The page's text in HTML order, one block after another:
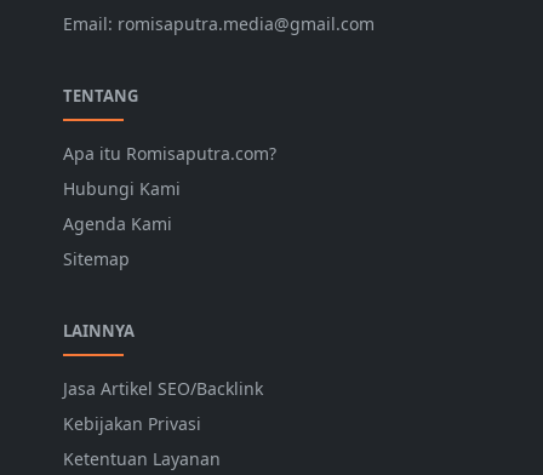
Email: romisaputra.media@gmail.com
TENTANG
Apa itu Romisaputra.com?
Hubungi Kami
Agenda Kami
Sitemap
LAINNYA
Jasa Artikel SEO/Backlink
Kebijakan Privasi
Ketentuan Layanan